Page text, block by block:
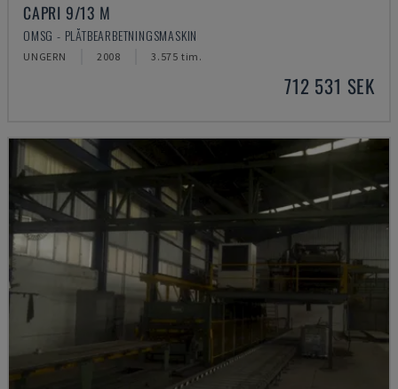
CAPRI 9/13 M
OMSG - PLÅTBEARBETNINGSMASKIN
UNGERN 2008 3.575 tim.
712 531 SEK